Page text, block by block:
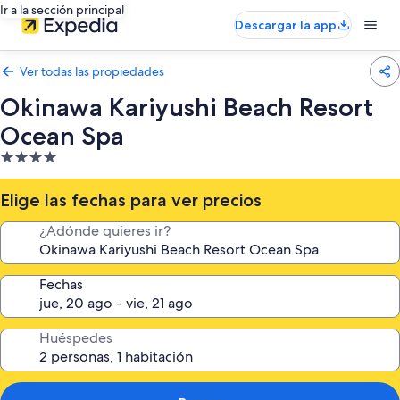
Ir a la sección principal
Descargar la app
Ver todas las propiedades
Okinawa Kariyushi Beach Resort
Ocean Spa
Propiedad
de
4.0
estrellas
Elige las fechas para ver precios
¿Adónde quieres ir?
Fechas
Huéspedes